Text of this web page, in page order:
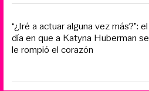
“¿Iré a actuar alguna vez más?”: el
día en que a Katyna Huberman se
le rompió el corazón